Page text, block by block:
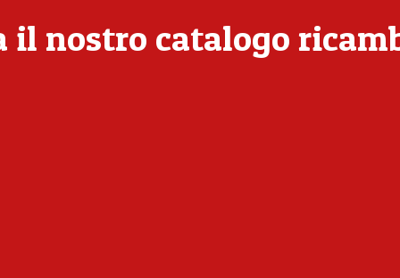
il nostro catalogo